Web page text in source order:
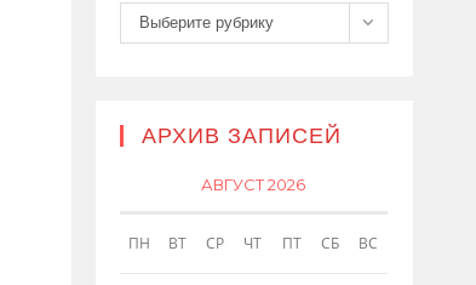
Рубрики
Выберите рубрику
АРХИВ ЗАПИСЕЙ
АВГУСТ 2026
ПН ВТ СР ЧТ ПТ СБ ВС